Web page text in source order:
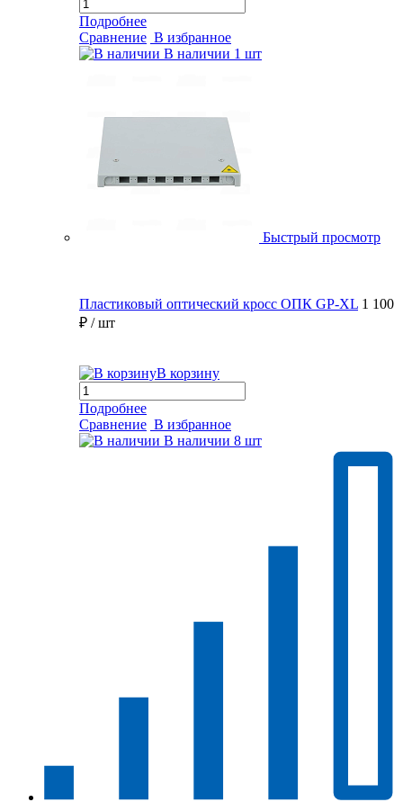
Подробнее
Сравнение В избранное
В наличии 1 шт
Быстрый просмотр
Пластиковый оптический кросс ОПК GP-XL 1 100
₽ / шт
В корзину
Подробнее
Сравнение В избранное
В наличии 8 шт